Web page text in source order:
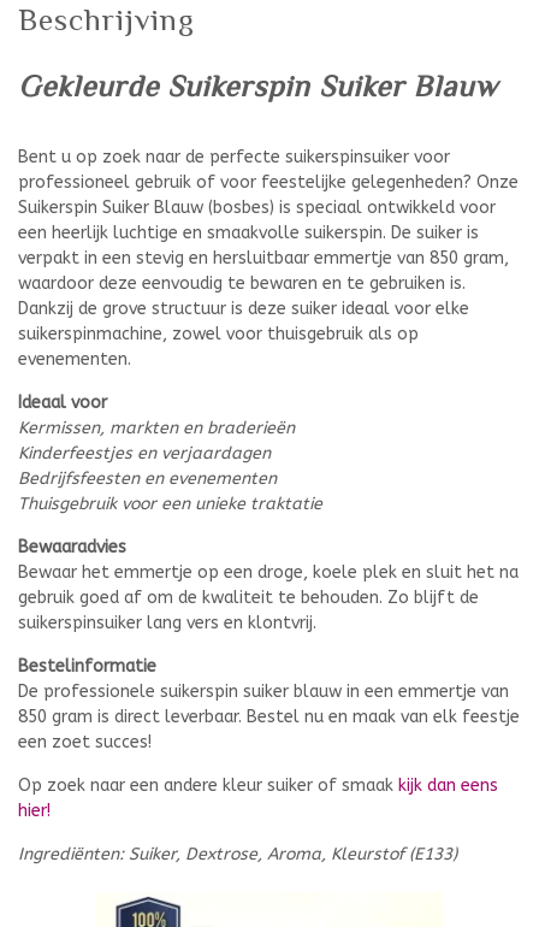
Beschrijving
Gekleurde Suikerspin Suiker Blauw
Bent u op zoek naar de perfecte suikerspinsuiker voor
professioneel gebruik of voor feestelijke gelegenheden? Onze
Suikerspin Suiker Blauw (bosbes) is speciaal ontwikkeld voor
een heerlijk luchtige en smaakvolle suikerspin. De suiker is
verpakt in een stevig en hersluitbaar emmertje van 850 gram,
waardoor deze eenvoudig te bewaren en te gebruiken is.
Dankzij de grove structuur is deze suiker ideaal voor elke
suikerspinmachine, zowel voor thuisgebruik als op
evenementen.
Ideaal voor
Kermissen, markten en braderieën
Kinderfeestjes en verjaardagen
Bedrijfsfeesten en evenementen
Thuisgebruik voor een unieke traktatie
Bewaaradvies
Bewaar het emmertje op een droge, koele plek en sluit het na
gebruik goed af om de kwaliteit te behouden. Zo blijft de
suikerspinsuiker lang vers en klontvrij.
Bestelinformatie
De professionele suikerspin suiker blauw in een emmertje van
850 gram is direct leverbaar. Bestel nu en maak van elk feestje
een zoet succes!
Op zoek naar een andere kleur suiker of smaak kijk dan eens
hier!
Ingrediënten: Suiker, Dextrose, Aroma, Kleurstof (E133)